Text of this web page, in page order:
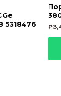
5318476
₽